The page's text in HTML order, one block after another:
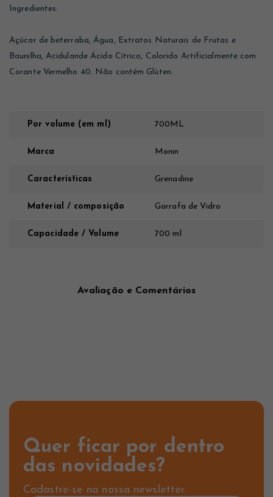
Ingredientes:
Açúcar de beterraba, Água, Extratos Naturais de Frutas e
Baunilha, Acidulande Ácido Cítrico, Colorido Artificialmente com
Corante Vermelho 40. Não contém Glúten.
Por volume (em ml) 700ML
Marca Monin
Características Grenadine
Material / composição Garrafa de Vidro
Capacidade / Volume 700 ml
Avaliação e Comentários
Quer ficar por dentro
das novidades?
Cadastre-se na nossa newsletter.